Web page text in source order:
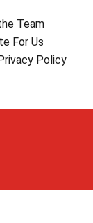
Team
For Us
Privacy Policy